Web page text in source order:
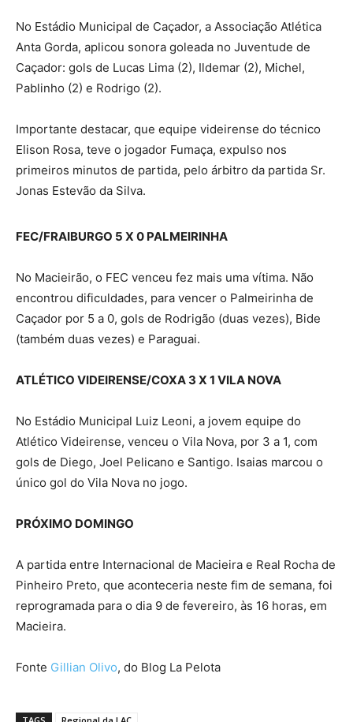
No Estádio Municipal de Caçador, a Associação Atlética
Anta Gorda, aplicou sonora goleada no Juventude de
Caçador: gols de Lucas Lima (2), Ildemar (2), Michel,
Pablinho (2) e Rodrigo (2).
Importante destacar, que equipe videirense do técnico
Elison Rosa, teve o jogador Fumaça, expulso nos
primeiros minutos de partida, pelo árbitro da partida Sr.
Jonas Estevão da Silva.
FEC/FRAIBURGO 5 X 0 PALMEIRINHA
No Macieirão, o FEC venceu fez mais uma vítima. Não
encontrou dificuldades, para vencer o Palmeirinha de
Caçador por 5 a 0, gols de Rodrigão (duas vezes), Bide
(também duas vezes) e Paraguai.
ATLÉTICO VIDEIRENSE/COXA 3 X 1 VILA NOVA
No Estádio Municipal Luiz Leoni, a jovem equipe do
Atlético Videirense, venceu o Vila Nova, por 3 a 1, com
gols de Diego, Joel Pelicano e Santigo. Isaias marcou o
único gol do Vila Nova no jogo.
PRÓXIMO DOMINGO
A partida entre Internacional de Macieira e Real Rocha de
Pinheiro Preto, que aconteceria neste fim de semana, foi
reprogramada para o dia 9 de fevereiro, às 16 horas, em
Macieira.
Fonte Gillian Olivo, do Blog La Pelota